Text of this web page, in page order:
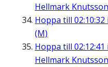
Hellmark
Hoppa till 02:10:32
(M)
Hoppa till 02:12:41
Hellmark